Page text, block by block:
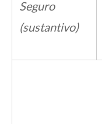
Seguro
(sustantivo)